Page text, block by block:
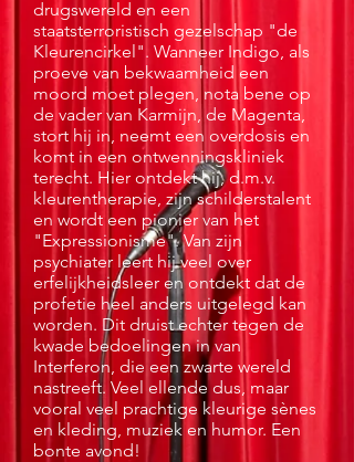
drugswereld en een
staatsterroristisch gezelschap "de
Kleurencirkel". Wanneer Indigo, als
proeve van bekwaamheid een
moord moet plegen, nota bene op
de vader van Karmijn, de Magenta,
stort hij in, neemt een overdosis en
komt in een ontwenningskliniek
terecht. Hier ontdekt hij, d.m.v.
kleurentherapie, zijn schilderstalent
en wordt een pionier van het
"Expressionisme". Van zijn
psychiater leert hij veel over
erfelijkheidsleer en ontdekt dat de
profetie heel anders uitgelegd kan
worden. Dit druist echter tegen de
kwade bedoelingen in van
Interferon, die een zwarte wereld
nastreeft. Veel ellende dus, maar
vooral veel prachtige kleurige sènes
en kleding, muziek en humor. Een
bonte avond!